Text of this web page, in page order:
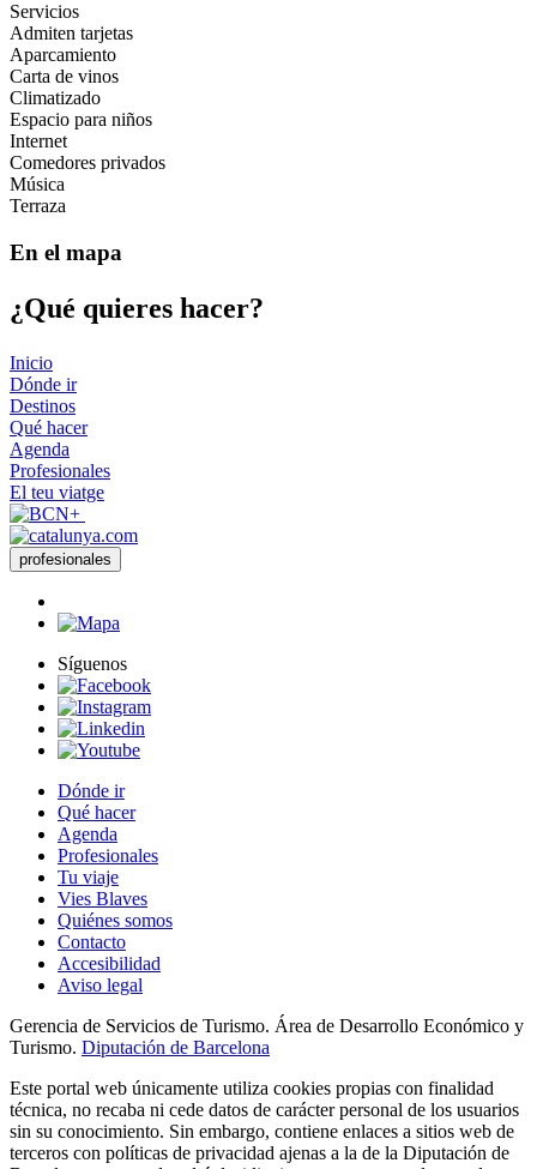
Servicios
Admiten tarjetas
Aparcamiento
Carta de vinos
Climatizado
Espacio para niños
Internet
Comedores privados
Música
Terraza
En el mapa
¿Qué quieres hacer?
Inicio
Dónde ir
Destinos
Qué hacer
Agenda
Profesionales
El teu viatge
profesionales
Síguenos
Dónde ir
Qué hacer
Agenda
Profesionales
Tu viaje
Vies Blaves
Quiénes somos
Contacto
Accesibilidad
Aviso legal
Gerencia de Servicios de Turismo. Área de Desarrollo Económico y
Turismo. Diputación de Barcelona
Este portal web únicamente utiliza cookies propias con finalidad
técnica, no recaba ni cede datos de carácter personal de los usuarios
sin su conocimiento. Sin embargo, contiene enlaces a sitios web de
terceros con políticas de privacidad ajenas a la de la Diputación de